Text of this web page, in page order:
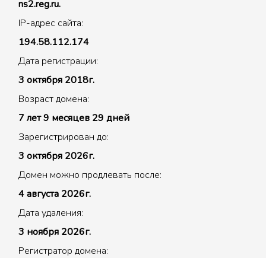
ns2.reg.ru.
IP-адрес сайта:
194.58.112.174
Дата регистрации:
3 октября 2018г.
Возраст домена:
7 лет 9 месяцев 29 дней
Зарегистрирован до:
3 октября 2026г.
Домен можно продлевать после:
4 августа 2026г.
Дата удаления:
3 ноября 2026г.
Регистратор домена: